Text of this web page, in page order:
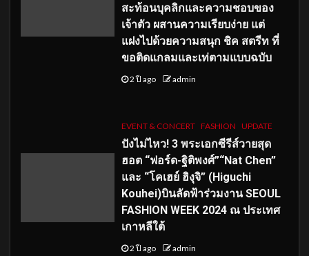
สะท้อนบุคลิกและความชอบของ
เจ้าตัว ผสานความเรียบง่าย แต่
แฝงไปด้วยความสนุก ชิค สตรีท ที่
ขอติดแกลมและเท่ตามแบบฉบับ
2 ปี ago admin
EVENT & CONCERT FASHION UPDATE
ปังไม่ไหว! 3 พระเอกซีรีส์วายสุด
ฮอต “ฟอร์ด-ฐิติพงศ์”“Nat Chen”
และ “โคเฮย์ ฮิงุจิ” (Higuchi
Kouhei)บินลัดฟ้าร่วมงาน SEOUL
FASHION WEEK 2024 ณ ประเทศ
เกาหลีใต้
2 ปี ago admin